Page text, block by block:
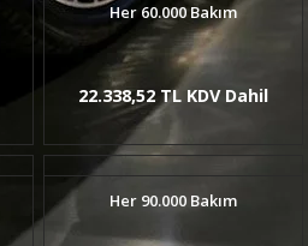
Her 60.000 Bakım
22.338,52 TL KDV Dahil
Her 90.000 Bakım